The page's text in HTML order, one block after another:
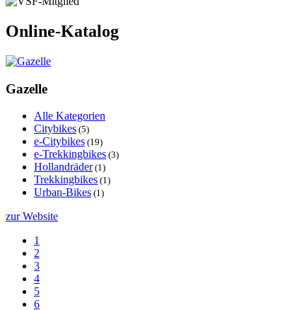
Online-Katalog
Gazelle
Alle Kategorien
Citybikes (5)
e-Citybikes (19)
e-Trekkingbikes (3)
Hollandräder(1)
Trekkingbikes (1)
Urban-Bikes (1)
zur Website
1
2
3
4
5
6